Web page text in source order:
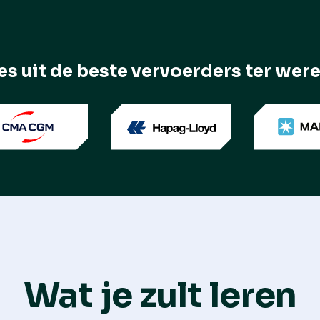
uit de beste vervoerders ter
Wat je zult leren